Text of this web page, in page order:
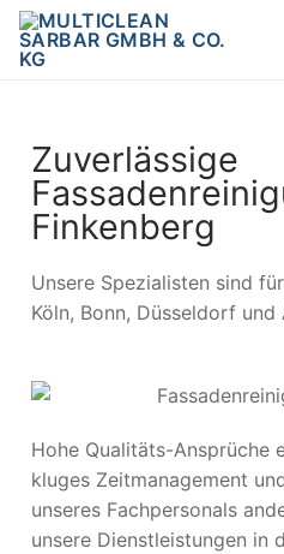
Zuverlässige
Finkenberg
Unsere Spezialisten sind
Köln, Bonn, Düsseldorf
Hohe Qualitäts-Ansprüche
kluges Zeitmanagement
unseres Fachpersonals
unsere Dienstleistungen in